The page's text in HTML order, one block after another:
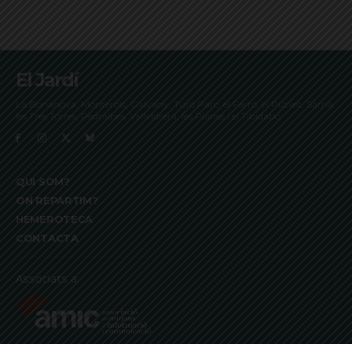
El Jardí
La Bonanova, Monterols, Galvany, Turó Parc, el Farró, el Putxet, Sarrià,
les Tres Torres, Pedralbes, Vallvidrera, les Planes i el Tibidabo
QUI SOM?
ON REPARTIM?
HEMEROTECA
CONTACTA
Associats a: